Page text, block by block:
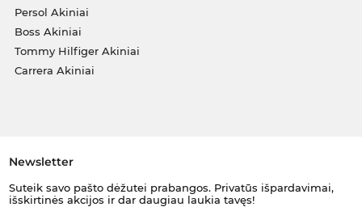
Persol Akiniai
Boss Akiniai
Tommy Hilfiger Akiniai
Carrera Akiniai
Newsletter
Suteik savo pašto dėžutei prabangos. Privatūs išpardavimai,
išskirtinės akcijos ir dar daugiau laukia tavęs!